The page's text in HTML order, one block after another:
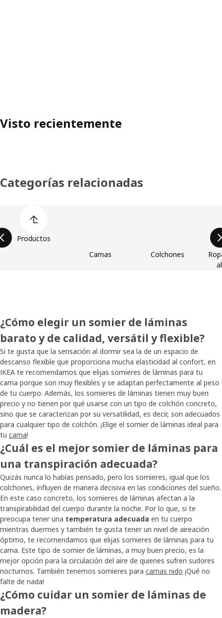
Visto recientemente
Categorías relacionadas
Productos
Camas
Colchones
¿Cómo elegir un somier de láminas
barato y de calidad, versátil y flexible?
Si te gusta que la sensación al dormir sea la de un espacio de
descanso flexible que proporciona mucha elasticidad al confort, en
IKEA te recomendamos que elijas somieres de láminas para tu
cama porque son muy flexibles y se adaptan perfectamente al peso
de tu cuerpo. Además, los somieres de láminas tienen muy buen
precio y no tienen por qué usarse con un tipo de colchón concreto,
sino que se caracterizan por su versatilidad, es decir, son adecuados
para cualquier tipo de colchón. ¡Elige el somier de láminas ideal para
tu cama!
¿Cuál es el mejor somier de láminas para
una transpiración adecuada?
Quizás nunca lo habías pensado, pero los somieres, igual que los
colchones, influyen de manera decisiva en las condiciones del sueño.
En este caso concreto, los somieres de láminas afectan a la
transpirabilidad del cuerpo durante la noche. Por lo que, si te
preocupa tener una temperatura adecuada en tu cuerpo
mientras duermes y también te gusta tener un nivel de aireación
óptimo, te recomendamos que elijas somieres de láminas para tu
cama. Este tipo de somier de láminas, a muy buen precio, es la
mejor opción para la circulación del aire de quienes sufren sudores
nocturnos. También tenemos somieres para camas nido ¡Qué no
falte de nada!
¿Cómo cuidar un somier de láminas de
madera?